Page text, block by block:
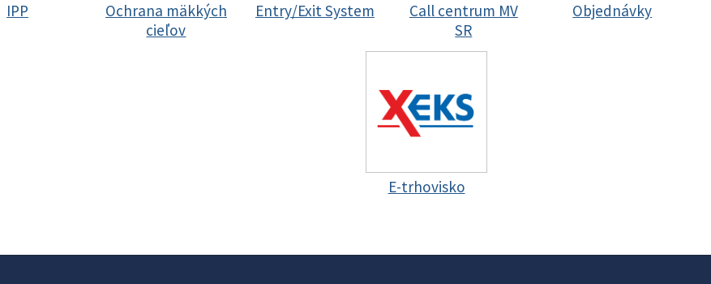
IPP
Ochrana mäkkých
cieľov
Entry/Exit System
Call centrum MV
SR
Objednávky
E-trhovisko